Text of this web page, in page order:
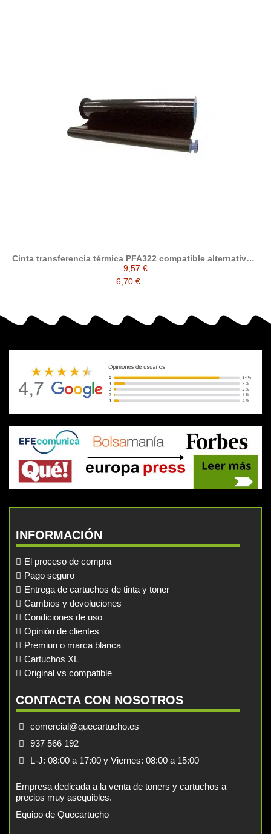
Cinta transferencia térmica PFA322 compatible alternativo a
Philips PFA-322
9,57 €
6,70 €
INFORMACIÓN
El proceso de compra
Pago seguro
Entrega de cartuchos de tinta y toner
Cambios y devoluciones
Condiciones de uso
Opinión de clientes
Premiun o marca blanca
Cartuchos XL
Original vs compatible
CONTACTA CON NOSOTROS
comercial@quecartucho.es
937 566 192
L-J: 08:00 a 17:00 y Viernes: 08:00 a 15:00
Empresa dedicada a la venta de toners y cartuchos a
precios muy asequibles.
Equipo de Quecartucho